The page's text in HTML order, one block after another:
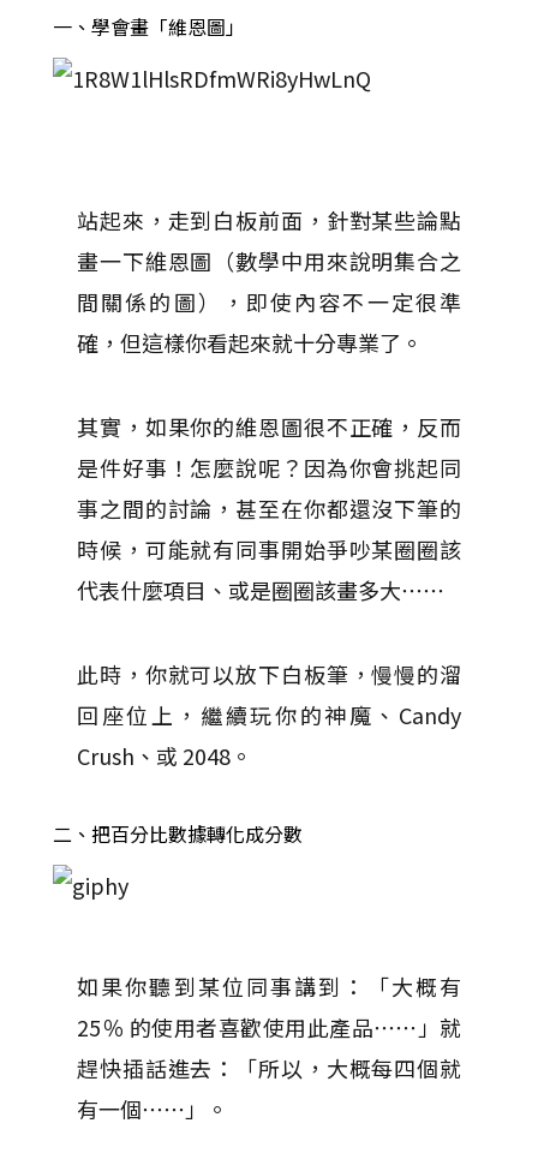
一、學會畫「維恩圖」
站起來，走到白板前面，針對某些論點
畫一下維恩圖（數學中用來說明集合之
間關係的圖），即使內容不一定很準
確，但這樣你看起來就十分專業了。
其實，如果你的維恩圖很不正確，反而
是件好事！怎麼說呢？因為你會挑起同
事之間的討論，甚至在你都還沒下筆的
時候，可能就有同事開始爭吵某圈圈該
代表什麼項目、或是圈圈該畫多大⋯⋯
此時，你就可以放下白板筆，慢慢的溜
回座位上，繼續玩你的神魔、Candy
Crush、或 2048。
二、把百分比數據轉化成分數
如果你聽到某位同事講到：「大概有
25％ 的使用者喜歡使用此產品⋯⋯」就
趕快插話進去：「所以，大概每四個就
有一個⋯⋯」。